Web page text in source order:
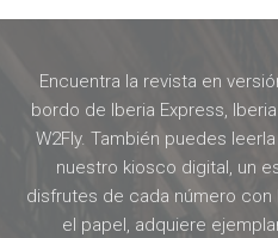
Encuentra la revista en
bordo de Iberia Express,
W2Fly. También puedes
nuestro kiosco digital, un
disfrutes de cada número
el papel, adquiere